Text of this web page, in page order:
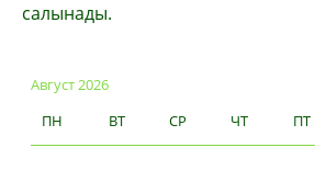
салынады.
Август 2026
ПН
ВТ СР ЧТ ПТ